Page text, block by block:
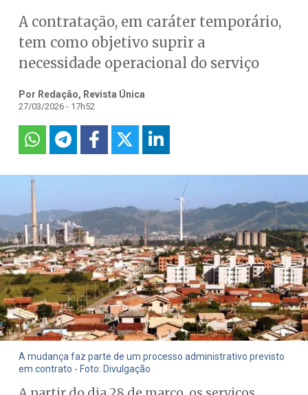
A contratação, em caráter temporário,
tem como objetivo suprir a
necessidade operacional do serviço
Por Redação, Revista Única
27/03/2026 - 17h52
A mudança faz parte de um processo administrativo previsto
em contrato - Foto: Divulgação